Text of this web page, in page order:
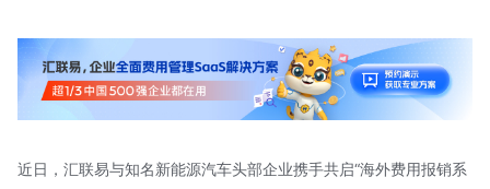
近日，汇联易与知名新能源汽车头部企业携手共启“海外费用报销系